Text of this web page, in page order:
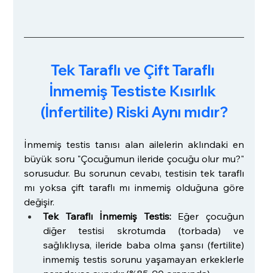
Tek Taraflı ve Çift Taraflı
İnmemiş Testiste Kısırlık
(İnfertilite) Riski Aynı mıdır?
İnmemiş testis tanısı alan ailelerin aklındaki en
büyük soru "Çocuğumun ileride çocuğu olur mu?"
sorusudur. Bu sorunun cevabı, testisin tek taraflı
mı yoksa çift taraflı mı inmemiş olduğuna göre
değişir.
Tek Taraflı İnmemiş Testis: Eğer çocuğun
diğer testisi skrotumda (torbada) ve
sağlıklıysa, ileride baba olma şansı (fertilite)
inmemiş testis sorunu yaşamayan erkeklerle